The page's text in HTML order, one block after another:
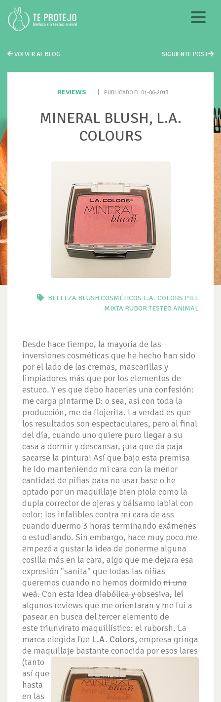
VOLVER AL BLOG SIGUIENTE POST
REVIEWS PUBLICADO EL 01-06-2013
MINERAL BLUSH, L.A.
COLOURS
BELLEZA BLUSH COSMÉTICOS L.A. COLORS PIEL
MIXTA RUBORTESTEO ANIMAL
Desde hace tiempo, la mayoría de las
inversiones cosméticas que he hecho han sido
por el lado de las cremas, mascarillas y
limpiadores más que por los elementos de
estuco. Y es que debo hacerles una confesión:
me carga pintarme D: o sea, así con toda la
producción, me da flojerita. La verdad es que
los resultados son espectaculares, pero al final
del día, cuando uno quiere puro llegar a su
casa a dormir y descansar, ¡uta que da paja
sacarse la pintura! Así que bajo esta premisa
he ido manteniendo mi cara con la menor
cantidad de pifias para no usar base o he
optado por un maquillaje bien piola como la
dupla corrector de ojeras y bálsamo labial con
color: los infalibles contra mi cara de ass
cuando duermo 3 horas terminando exámenes
o estudiando. Sin embargo, hace muy poco me
empezó a gustar la idea de ponerme alguna
cosilla más en la cara, algo que me dejara esa
expresión "sanita" que todas las niñas
queremos cuando no hemos dormido ni una
weá.Con esta idea diabólica y obsesiva, leí
algunos reviews que me orientaran y me fui a
pasear en busca del tercer elemento de
este triunvirato maquillístico: el ruborsh. La
marca elegida fue L.A. Colors, empresa gringa
de maquillaje bastante conocida poresos lares
(tanto
así que
hasta
en las